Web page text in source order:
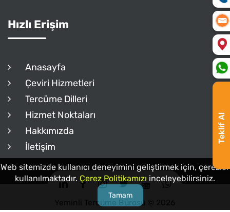
Hızlı Erişim
Anasayfa
Çeviri Hizmetleri
Tercüme Dilleri
Hizmet Noktaları
Hakkımızda
İletişim
Yeminli Tercüme Bürosu © 2026
Teklif Al
Web sitemizde kullanıcı deneyimini geliştirmek için, çerezler
kullanılmaktadır. Çerez Politikamızı inceleyebilirsiniz.
Tamam